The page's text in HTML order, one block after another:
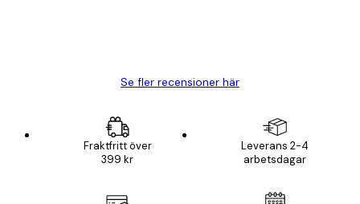
Se fler recensioner här
Fraktfritt över
399 kr
Leverans 2-4
arbetsdagar